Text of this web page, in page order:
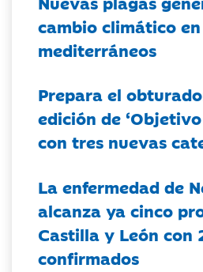
cambio climático
mediterráneos
Prepara el
edición de
con tres nuevas
La enfermedad de
alcanza ya cinco
Castilla y León con
confirmados